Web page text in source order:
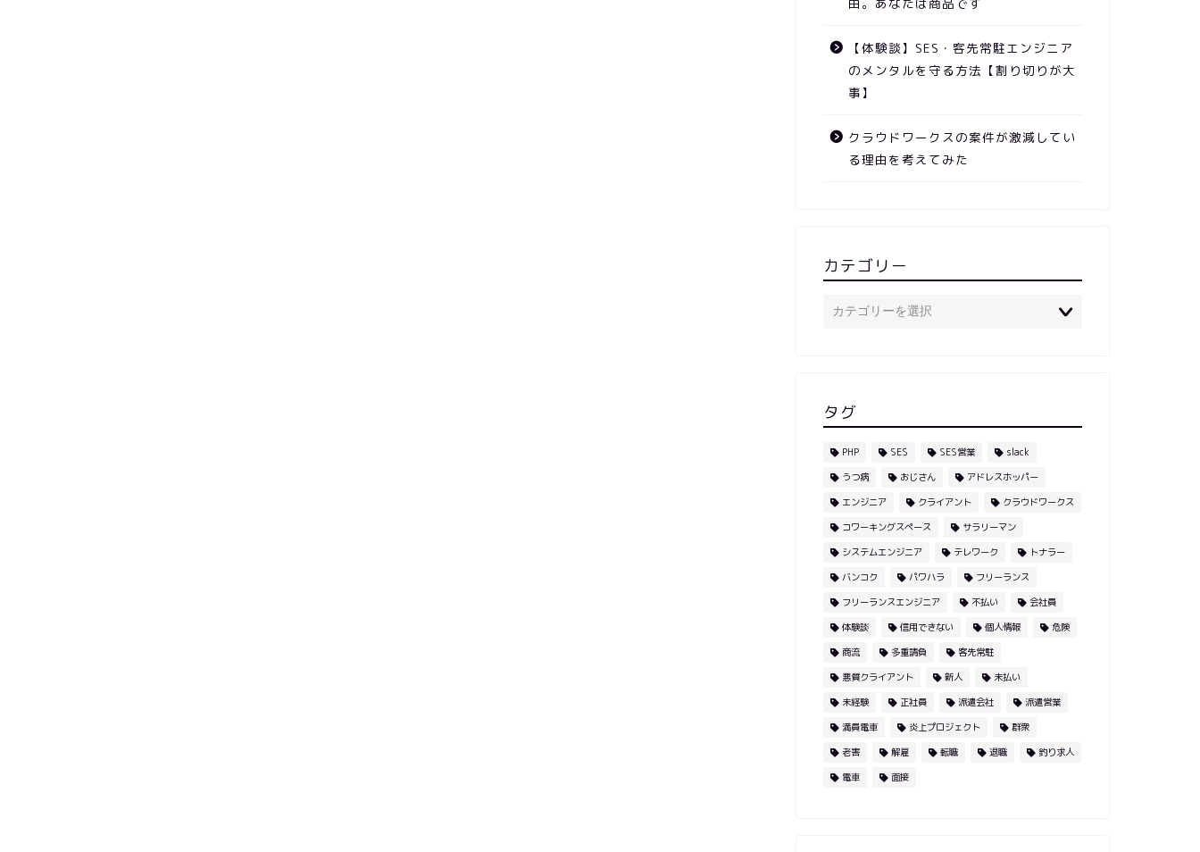
【体験談】SES・客先常駐エンジニア
のメンタルを守る方法【割り切りが大
事】
クラウドワークスの案件が激減してい
る理由を考えてみた
カテゴリー
タグ
PHP SES SES営業
slack
うつ病
おじさん
アドレスホッパー
エンジニア
クライアント
クラウドワークス
コワーキングスペース
サラリーマン
システムエンジニア
テレワーク
トナラー
バンコク
パワハラ
フリーランス
フリーランスエンジニア
不払い
会社員
体験談
信用できない 個人情報
危険
商流
多重請負
客先常駐
悪質クライアント
新人
未払い
未経験
正社員 派遣会社
派遣営業
満員電車
炎上プロジェクト
群衆
老害
解雇 転職 退職
釣り求人
電車
面接